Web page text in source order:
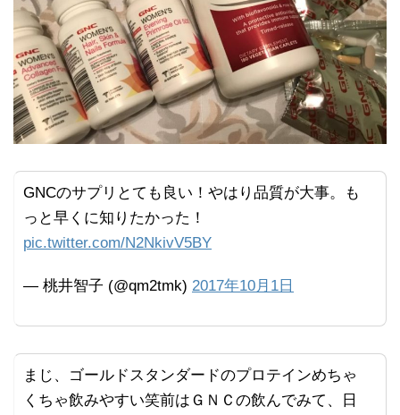
GNCのサプリとても良い！やはり品質が大事。も
っと早くに知りたかった！
pic.twitter.com/N2NkivV5BY
— 桃井智子 (@qm2tmk) 2017年10月1日
まじ、ゴールドスタンダードのプロテインめちゃ
くちゃ飲みやすい笑前はＧＮＣの飲んでみて、日